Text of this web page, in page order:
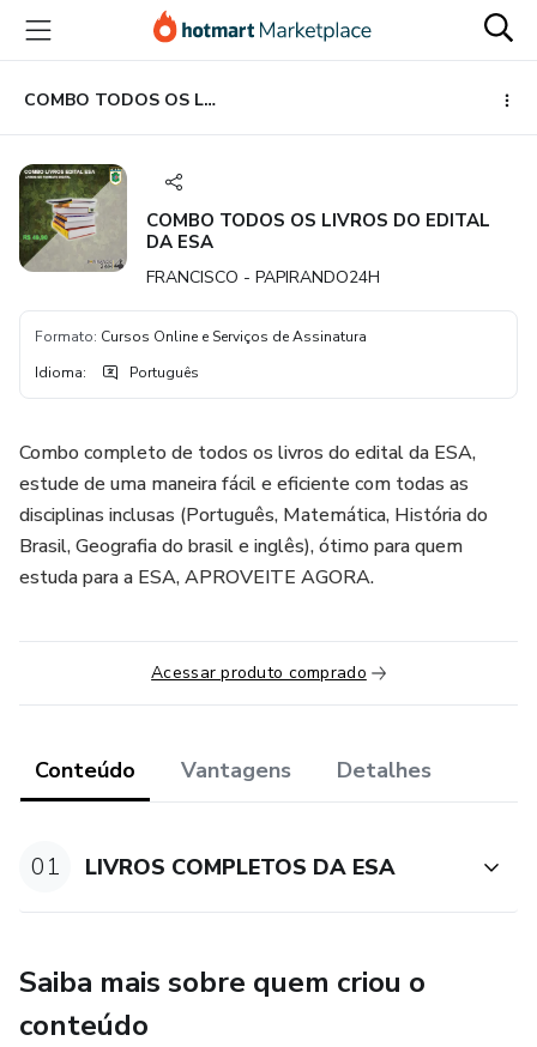
para
conteúdo
principal
para
pagamento
para
rodapé
COMBO TODOS OS LIVROS DO EDITAL DA ESA
COMBO TODOS OS LIVROS DO EDITAL
DA ESA
FRANCISCO - PAPIRANDO24H
Formato: Cursos Online e Serviços de Assinatura
Idioma: Português
Combo completo de todos os livros do edital da ESA,
estude de uma maneira fácil e eficiente com todas as
disciplinas inclusas (Português, Matemática, História do
Brasil, Geografia do brasil e inglês), ótimo para quem
estuda para a ESA, APROVEITE AGORA.
Acessar produto comprado
Conteúdo Vantagens Detalhes
01 LIVROS COMPLETOS DA ESA
Saiba mais sobre quem criou o
conteúdo